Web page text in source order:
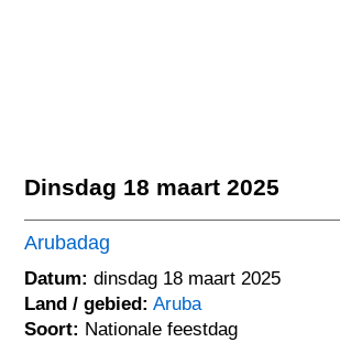
Dinsdag 18 maart 2025
Arubadag
Datum: dinsdag 18 maart 2025
Land / gebied: Aruba
Soort: Nationale feestdag